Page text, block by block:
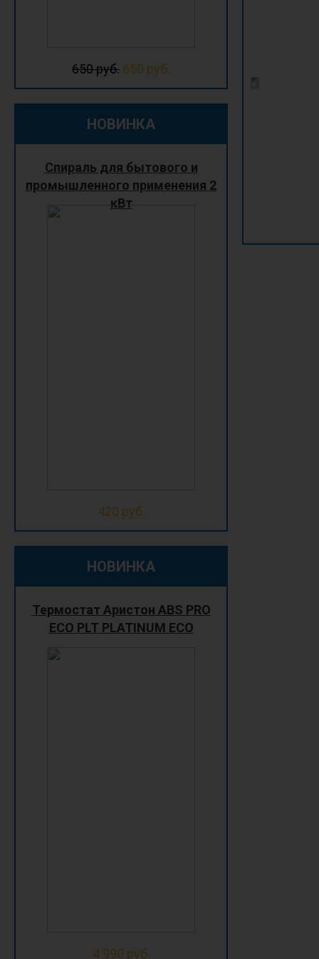
650 руб. 650 руб.
НОВИНКА
Спираль для бытового и
промышленного применения 2
кВт
420 руб.
НОВИНКА
Термостат Аристон ABS PRO
ECO PLT PLATINUM ECO
4 990 руб.
Электроклапан 1Wx90
Клемы - папа; 90 градусов
Артикул: СМ01K111
349 р.